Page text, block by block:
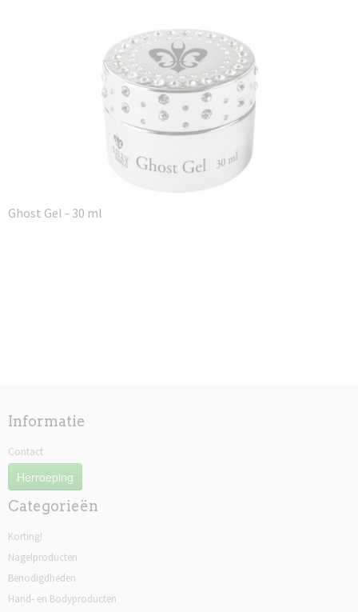
Ghost Gel - 30 ml
Informatie
Contact
Herroeping
Categorieën
Korting!
Nagelproducten
Benodigdheden
Hand- en Bodyproducten